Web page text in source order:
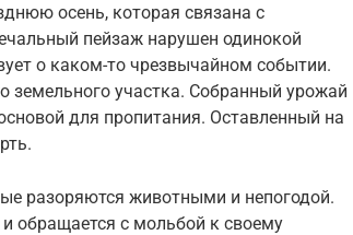
осень, которая связана с
пейзаж нарушен одинокой
о каком-то чрезвычайном событии.
земельного участка. Собранный урожай
для пропитания. Оставленный на
разоряются животными и непогодой.
обращается с мольбой к своему